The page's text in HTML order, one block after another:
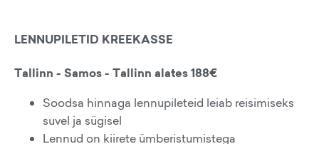
LENNUPILETID KREEKASSE
Tallinn - Samos - Tallinn alates 188€
Soodsa hinnaga lennupileteid leiab reisimiseks
suvel ja sügisel
Lennud on kiirete ümberistumistega